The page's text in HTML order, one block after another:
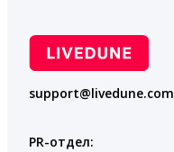
support@livedune.com
PR-отдел: